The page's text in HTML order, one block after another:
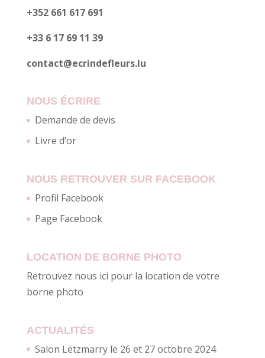
+352 661 617 691
+33 6 17 69 11 39
contact@ecrindefleurs.lu
NOUS ÉCRIRE
Demande de devis
Livre d’or
NOUS RETROUVER SUR FACEBOOK
Profil Facebook
Page Facebook
LOCATION DE BORNE PHOTO
Retrouvez nous ici pour la location de votre
borne photo
ACTUALITÉS
Salon Lëtzmarry le 26 et 27 octobre 2024